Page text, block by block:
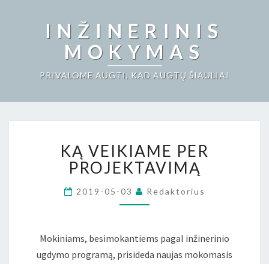
INŽINERINIS
MOKYMAS
PRIVALOME AUGTI, KAD AUGTŲ ŠIAULIAI
VEIKIAME
PER
PROJEKTAVIMĄ
KĄ VEIKIAME PER
PROJEKTAVIMĄ
2019-05-03 Redaktorius
Mokiniams, besimokantiems pagal inžinerinio
ugdymo programą, prisideda naujas mokomasis